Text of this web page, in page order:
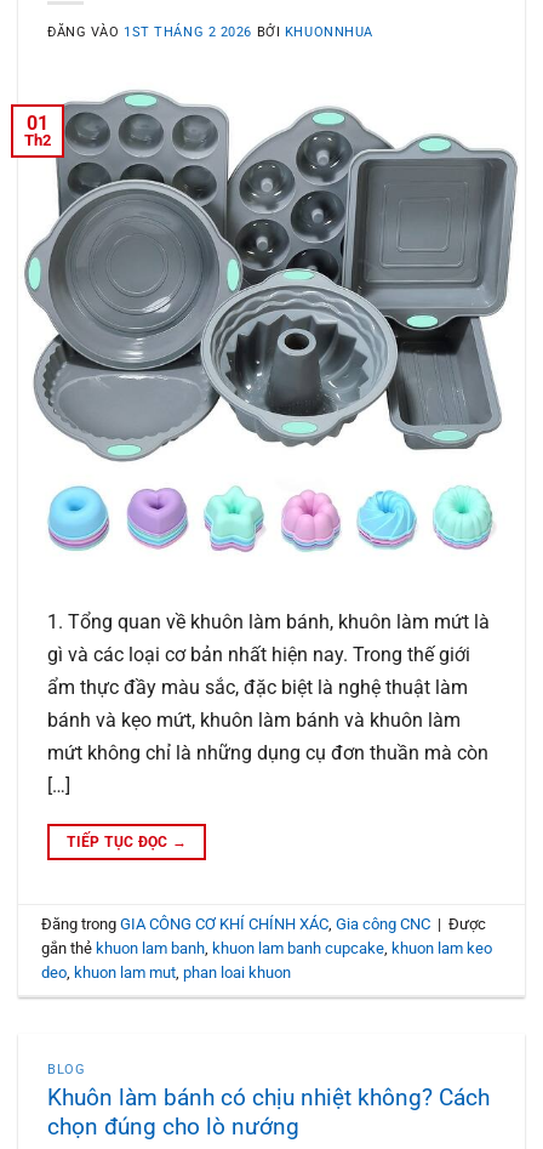
ĐĂNG VÀO 1ST THÁNG 2 2026 BỞI KHUONNHUA
01
Th2
1. Tổng quan về khuôn làm bánh, khuôn làm mứt là
gì và các loại cơ bản nhất hiện nay. Trong thế giới
ẩm thực đầy màu sắc, đặc biệt là nghệ thuật làm
bánh và kẹo mứt, khuôn làm bánh và khuôn làm
mứt không chỉ là những dụng cụ đơn thuần mà còn
[…]
TIẾP TỤC ĐỌC →
Đăng trongGIA CÔNG CƠ KHÍ CHÍNH XÁC,Gia công CNC | Được
gắn thẻ khuon lam banh, khuon lam banh cupcake, khuon lam keo
deo, khuon lam mut,phan loai khuon
BLOG
Khuôn làm bánh có chịu nhiệt không? Cách
chọn đúng cho lò nướng